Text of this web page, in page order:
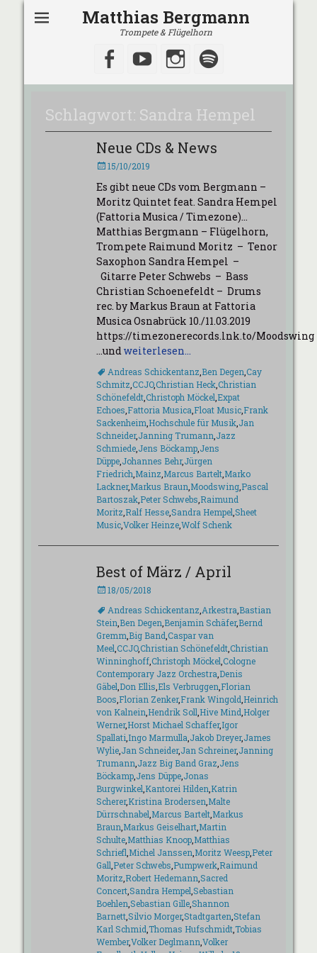
Matthias Bergmann
Trompete & Flügelhorn
Facebook
YouTubeInstagram
Schlagwort: Sandra Hempel
Neue CDs & News
Veröffentlicht
15/10/2019
Es gibt neue CDs vom Bergmann –
Moritz Quintet feat. Sandra Hempel
(Fattoria Musica / Timezone)…
Matthias Bergmann – Flügelhorn,
Trompete Raimund Moritz – Tenor
Saxophon Sandra Hempel –
Gitarre Peter Schwebs – Bass
Christian Schoenefeldt – Drums
rec. by Markus Braun at Fattoria
Musica Osnabrück 10./11.03.2019
https://timezonerecords.lnk.to/Moodswing
…undweiterlesen…
Schlagworte
Andreas Schickentanz Ben Degen Cay
Schmitz CCJO,Christian Heck,Christian
Schönefeldt,Christoph Möckel Expat
Echoes Fattoria Musica Float Music, Frank
Sackenheim Hochschule für Musik, Jan
Schneider,Janning Trumann Jazz
Schmiede, Jens Böckamp, Jens
Düppe, Johannes Behr,Jürgen
Friedrich Mainz Marcus Bartelt, Marko
Lackner,Markus Braun Moodswing, Pascal
Bartoszak, Peter Schwebs Raimund
Moritz Ralf Hesse,Sandra Hempel Sheet
Music,Volker Heinze,Wolf Schenk
Best of März / April
Veröffentlicht
18/05/2018
Schlagworte
Andreas Schickentanz Arkestra Bastian
Stein Ben Degen Benjamin Schäfer,Bernd
Gremm Big Band Caspar van
Meel CCJO,Christian Schönefeldt,Christian
Winninghoff,Christoph Möckel Cologne
Contemporary Jazz Orchestra Denis
Gäbel Don Ellis Els Verbruggen Florian
Boos Florian Zenker,Frank Wingold Heinrich
von Kalnein Hendrik Soll Hive Mind Holger
Werner,Horst Michael Schaffer,Igor
Spallati Ingo Marmulla Jakob Dreyer,James
Wylie, Jan Schneider,Jan Schreiner,Janning
Trumann Jazz Big Band Graz Jens
Böckamp, Jens Düppe, Jonas
Burgwinkel Kantorei Hilden Katrin
Scherer,Kristina Brodersen Malte
Dürrschnabel Marcus Bartelt, Markus
Braun Markus Geiselhart, Martin
Schulte, Matthias Knoop, Matthias
Schriefl Michel Janssen Moritz Weesp, Peter
Gall Peter Schwebs Pumpwerk, Raimund
Moritz Robert Hedemann Sacred
Concert,Sandra Hempel Sebastian
Boehlen Sebastian Gille,Shannon
Barnett,Silvio Morger,Stadtgarten Stefan
Karl Schmid Thomas Hufschmidt,Tobias
Wember,Volker Deglmann Volker